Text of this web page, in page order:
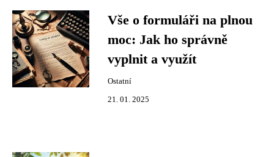
Vše o formuláři na plnou
moc: Jak ho správně
vyplnit a využít
Ostatní
21. 01. 2025